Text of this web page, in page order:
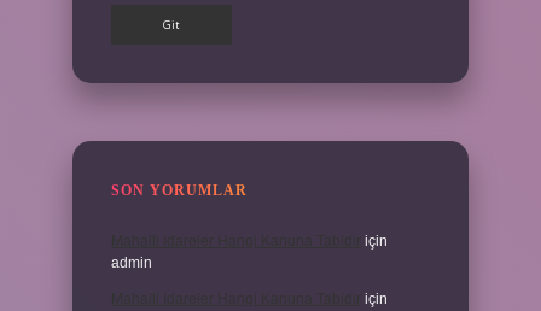
SON YORUMLAR
için
admin
için